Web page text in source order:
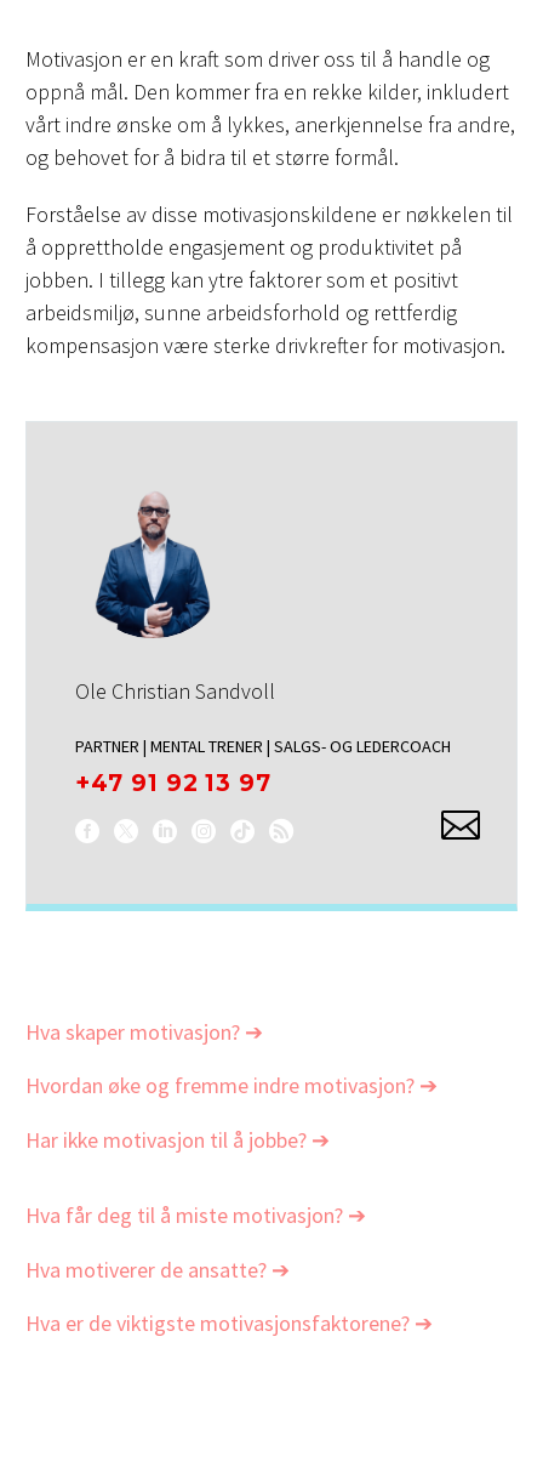
Motivasjon er en kraft som driver oss til å handle og
oppnå mål. Den kommer fra en rekke kilder, inkludert
vårt indre ønske om å lykkes, anerkjennelse fra andre,
og behovet for å bidra til et større formål.
Forståelse av disse motivasjonskildene er nøkkelen til
å opprettholde engasjement og produktivitet på
jobben. I tillegg kan ytre faktorer som et positivt
arbeidsmiljø, sunne arbeidsforhold og rettferdig
kompensasjon være sterke drivkrefter for motivasjon.
Ole Christian Sandvoll
PARTNER | MENTAL TRENER | SALGS- OG LEDERCOACH
+47 91 92 13 97
Hva skaper motivasjon? ➔
Hvordan øke og fremme indre motivasjon? ➔
Har ikke motivasjon til å jobbe? ➔
Hva får deg til å miste motivasjon? ➔
Hva motiverer de ansatte? ➔
Hva er de viktigste motivasjonsfaktorene? ➔